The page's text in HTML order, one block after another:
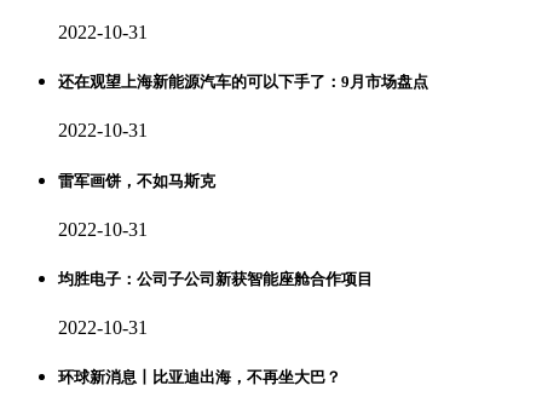
2022-10-31
还在观望上海新能源汽车的可以下手了：9月市场盘点
2022-10-31
雷军画饼，不如马斯克
2022-10-31
均胜电子：公司子公司新获智能座舱合作项目
2022-10-31
环球新消息丨比亚迪出海，不再坐大巴？